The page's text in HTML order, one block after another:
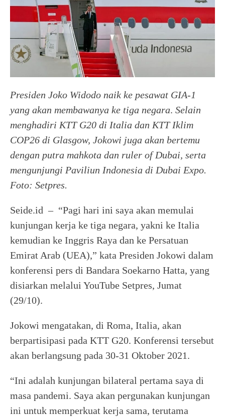
Presiden Joko Widodo naik ke pesawat GIA-1
yang akan membawanya ke tiga negara. Selain
menghadiri KTT G20 di Italia dan KTT Iklim
COP26 di Glasgow, Jokowi juga akan bertemu
dengan putra mahkota dan ruler of Dubai, serta
mengunjungi Paviliun Indonesia di Dubai Expo.
Foto: Setpres.
Seide.id – “Pagi hari ini saya akan memulai
kunjungan kerja ke tiga negara, yakni ke Italia
kemudian ke Inggris Raya dan ke Persatuan
Emirat Arab (UEA),” kata Presiden Jokowi dalam
konferensi pers di Bandara Soekarno Hatta, yang
disiarkan melalui YouTube Setpres, Jumat
(29/10).
Jokowi mengatakan, di Roma, Italia, akan
berpartisipasi pada KTT G20. Konferensi tersebut
akan berlangsung pada 30-31 Oktober 2021.
“Ini adalah kunjungan bilateral pertama saya di
masa pandemi. Saya akan pergunakan kunjungan
ini untuk memperkuat kerja sama, terutama